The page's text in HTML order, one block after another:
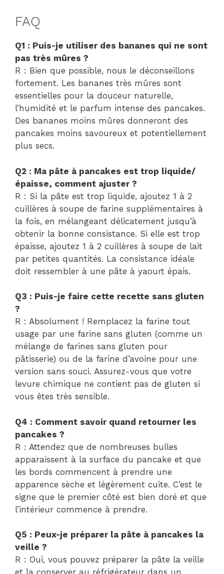
FAQ
Q1 : Puis-je utiliser des bananes qui ne sont
pas très mûres ?
R : Bien que possible, nous le déconseillons
fortement. Les bananes très mûres sont
essentielles pour la douceur naturelle,
l’humidité et le parfum intense des pancakes.
Des bananes moins mûres donneront des
pancakes moins savoureux et potentiellement
plus secs.
Q2 : Ma pâte à pancakes est trop liquide/
épaisse, comment ajuster ?
R : Si la pâte est trop liquide, ajoutez 1 à 2
cuillères à soupe de farine supplémentaires à
la fois, en mélangeant délicatement jusqu’à
obtenir la bonne consistance. Si elle est trop
épaisse, ajoutez 1 à 2 cuillères à soupe de lait
par petites quantités. La consistance idéale
doit ressembler à une pâte à yaourt épais.
Q3 : Puis-je faire cette recette sans gluten
?
R : Absolument ! Remplacez la farine tout
usage par une farine sans gluten (comme un
mélange de farines sans gluten pour
pâtisserie) ou de la farine d’avoine pour une
version sans souci. Assurez-vous que votre
levure chimique ne contient pas de gluten si
vous êtes très sensible.
Q4 : Comment savoir quand retourner les
pancakes ?
R : Attendez que de nombreuses bulles
apparaissent à la surface du pancake et que
les bords commencent à prendre une
apparence sèche et légèrement cuite. C’est le
signe que le premier côté est bien doré et que
l’intérieur commence à prendre.
Q5 : Peux-je préparer la pâte à pancakes la
veille ?
R : Oui, vous pouvez préparer la pâte la veille